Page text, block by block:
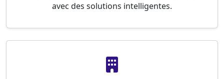
avec des solutions intelligentes.